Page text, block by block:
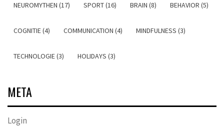
NEUROMYTHEN (17) SPORT (16) BRAIN (8) BEHAVIOR (5)
COGNITIE (4) COMMUNICATION (4) MINDFULNESS (3)
TECHNOLOGIE (3) HOLIDAYS (3)
META
Login